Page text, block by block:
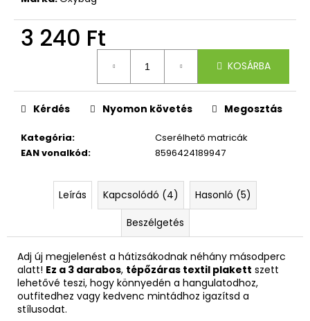
3 240 Ft
KOSÁRBA
Kategória:
Cserélhető matricák
EAN vonalkód: 8596424189947
Kérdés Nyomon követés Megosztás
Leírás Kapcsolódó (4)
Hasonló (5)
Beszélgetés
Adj új megjelenést a hátizsákodnak néhány másodperc
alatt! Ez a 3 darabos, tépőzáras textil plakett szett
lehetővé teszi, hogy könnyedén a hangulatodhoz,
outfitedhez vagy kedvenc mintádhoz igazítsd a
stílusodat.
Ft